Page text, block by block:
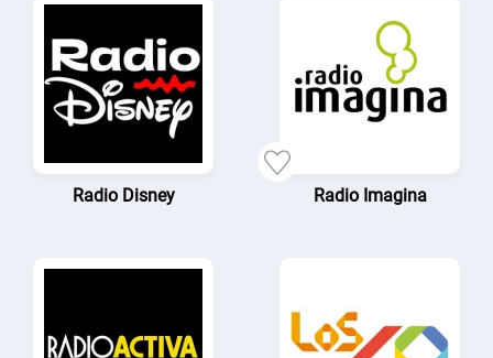
Radio Disney Radio Imagina